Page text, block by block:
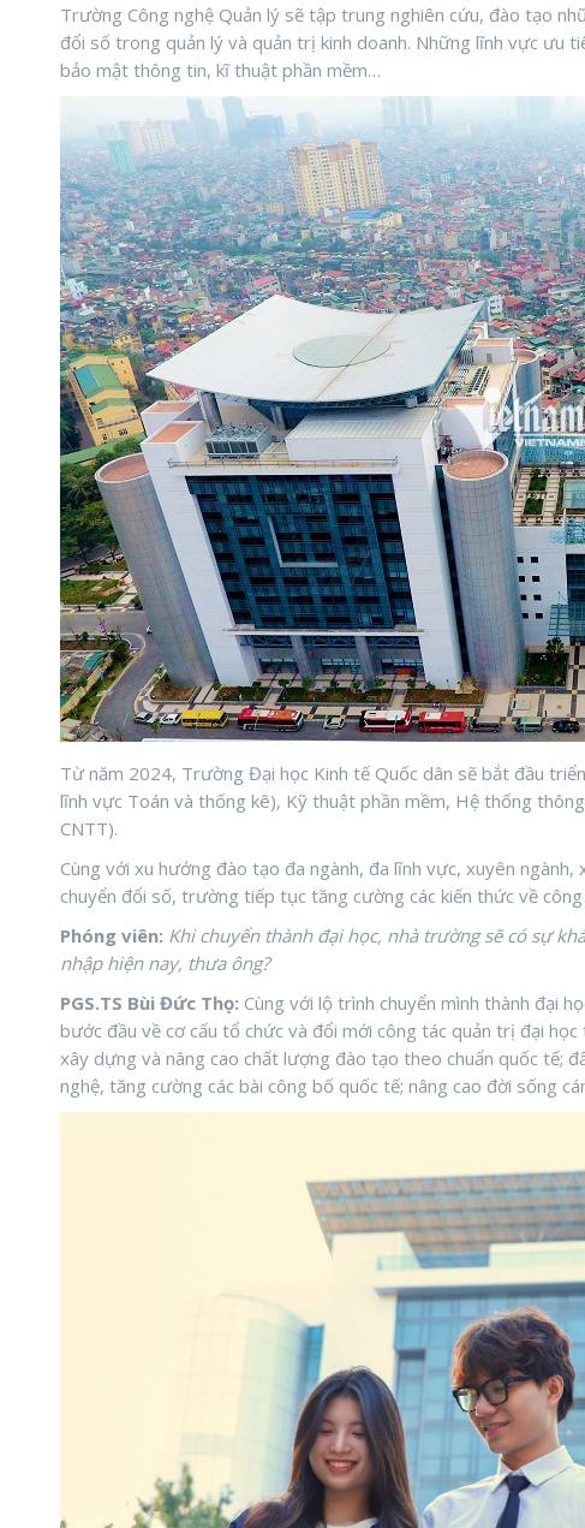
Trường Công nghệ Quản lý sẽ tập trung nghiên cứu, đào tạo
đổi số trong quản lý và quản trị kinh doanh. Những lĩnh vực ưu
bảo mật thông tin, kĩ thuật phần mềm…
Từ năm 2024, Trường Đại học Kinh tế Quốc dân sẽ bắt đầu
lĩnh vực Toán và thống kê), Kỹ thuật phần mềm, Hệ thống
CNTT).
Cùng với xu hướng đào tạo đa ngành, đa lĩnh vực, xuyên
chuyển đổi số, trường tiếp tục tăng cường các kiến thức về
Phóng viên: Khi chuyển thành đại học, nhà trường sẽ có sự
nhập hiện nay, thưa ông?
PGS.TS Bùi Đức Thọ: Cùng với lộ trình chuyển mình thành đại
bước đầu về cơ cấu tổ chức và đổi mới công tác quản trị đại
xây dựng và nâng cao chất lượng đào tạo theo chuẩn quốc tế;
nghệ, tăng cường các bài công bố quốc tế; nâng cao đời sống